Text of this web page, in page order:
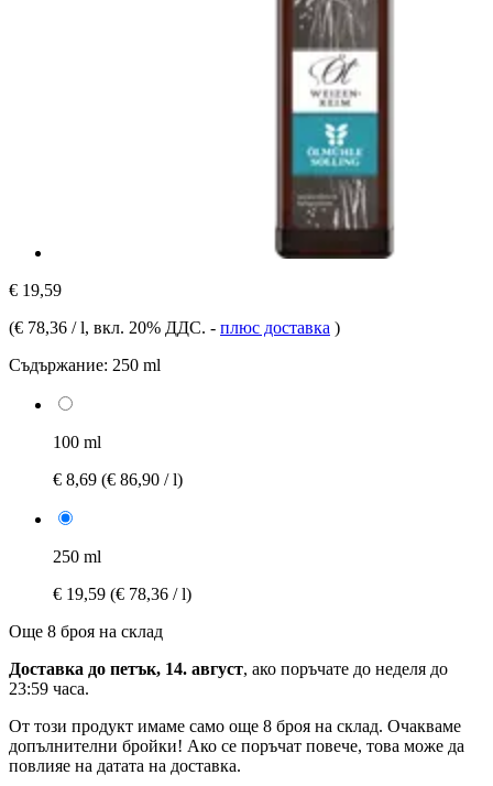
€ 19,59
(€ 78,36 / l, вкл. 20% ДДС. - плюс доставка )
Съдържание: 250 ml
100 ml
€ 8,69 (€ 86,90 / l)
250 ml
€ 19,59 (€ 78,36 / l)
Още 8 броя на склад
Доставка до петък, 14. август, ако поръчате до неделя до
23:59 часа.
От този продукт имаме само още 8 броя на склад. Очакваме
допълнителни бройки! Ако се поръчат повече, това може да
повлияе на датата на доставка.